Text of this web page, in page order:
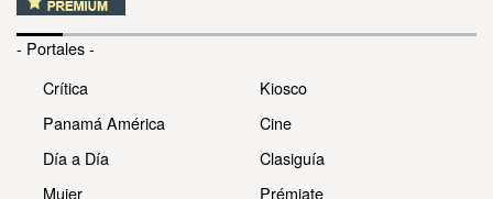
- Portales -
Crítica
Panamá América
Día a Día
Mujer
Kiosco
Cine
Clasiguía
Prémiate